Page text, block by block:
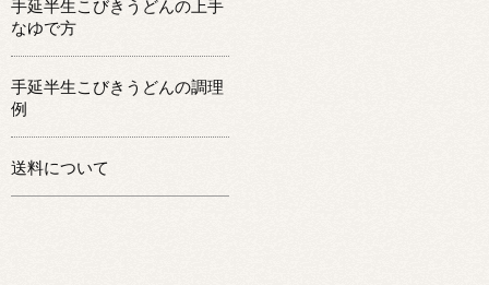
手延半生こびきうどんの上手
なゆで方
手延半生こびきうどんの調理
例
送料について